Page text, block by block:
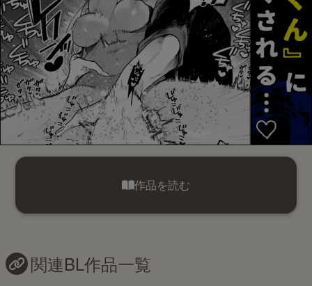
作品を読む
関連BL作品一覧